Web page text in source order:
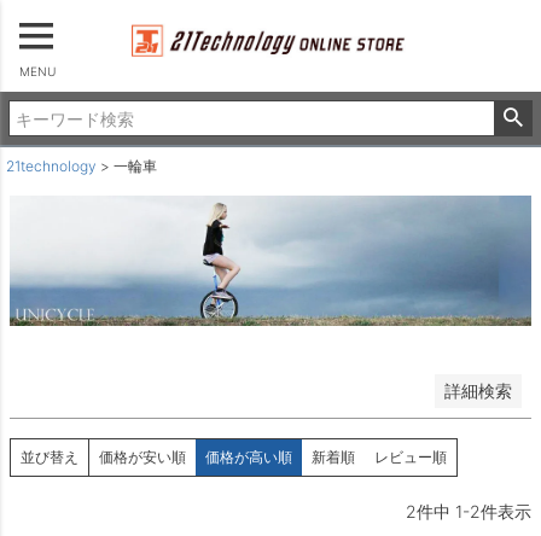
MENU
21technology 一輪車
詳細検索
新着順
登録順
価格が安い順
価格が高い順
キーワードヒット順
並び替え 価格が安い順 価格が高い順 新着順 レビュー順
2件中 1-2件表示